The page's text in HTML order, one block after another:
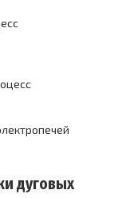
дуговых